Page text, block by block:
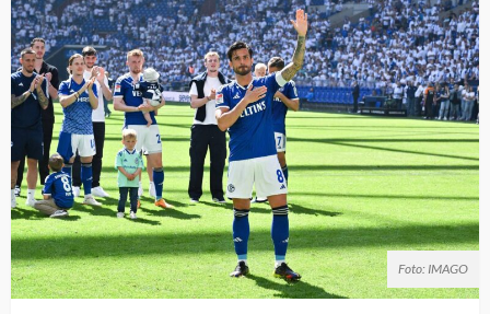
Foto: IMAGO